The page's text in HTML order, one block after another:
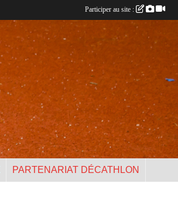
PARTENARIAT DÉCATHLON
Participer au site :